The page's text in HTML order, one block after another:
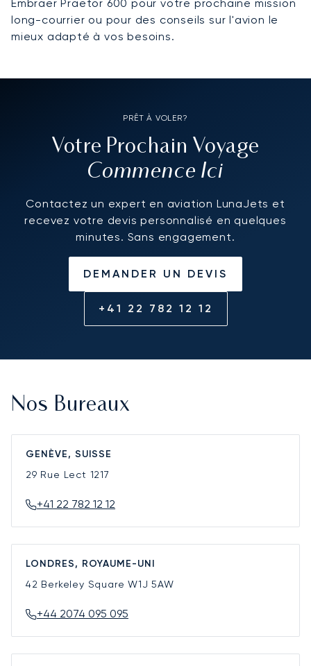
Embraer Praetor 600 pour votre prochaine mission
long-courrier ou pour des conseils sur l'avion le
mieux adapté à vos besoins.
PRÊT À VOLER?
Votre Prochain Voyage
Commence Ici
Contactez un expert en aviation LunaJets et
recevez votre devis personnalisé en quelques
minutes. Sans engagement.
DEMANDER UN DEVIS
+41 22 782 12 12
Nos Bureaux
GENÈVE, SUISSE
29 Rue Lect 1217
+41 22 782 12 12
LONDRES, ROYAUME-UNI
42 Berkeley SquareW1J 5AW
+44 2074 095 095